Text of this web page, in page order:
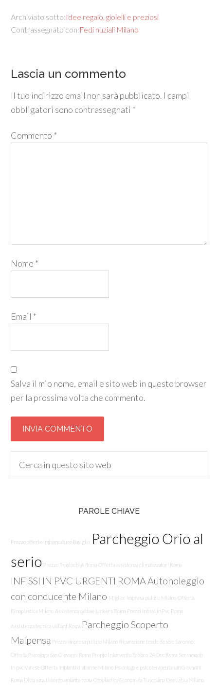
Archiviato sotto:Idee regalo, gioielli e preziosi
Contrassegnato con:Fedi nuziali Milano
Lascia un commento
Il tuo indirizzo email non sarà pubblicato. I campi
obbligatori sono contrassegnati *
Commento *
Nome *
Email *
Salva il mio nome, email e sito web in questo browser
per la prossima volta che commento.
PAROLE CHIAVE
Prezzo offerte imbiancature Basiglio Parcheggio Orio al
serio Prezzo Traslochi A Roma Offerta assistenza climatizzatori Roma
INFISSI IN PVC URGENTI ROMAAutonoleggio
con conducente Milano Miglior impresa pulizie Milano Offerta
Rinoplastica Milano Assistenza caldaie junkers Roma Prezzi Infissi In Pvc Roma
Assistenza tecnica vaillant Roma Parcheggio Scoperto
Malpensa Prezzo impresa pulizie Milano Riparazione tende da sole Saronno
Offerta Psicologa San Giovanni Roma Pronto Intervento Fabbro 24 Ore Roma Serramenti
in pvc Varese Offerta impianti d'allarme Milano Psicologa e psicoterapeuta san Giovanni
Roma Ditta smaltimento amianto roma Otoplastica Economica Tuscolana Dentista a Milano